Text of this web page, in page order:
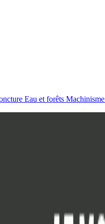
Eau et forêts Machinisme